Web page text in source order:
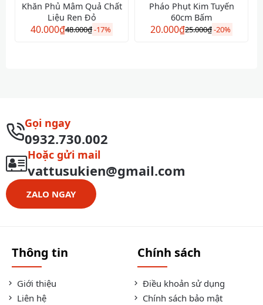
Khăn Phủ Mâm Quả Chất
Liệu Ren Đỏ
40.000₫48.000₫-17%
Pháo Phụt Kim Tuyến
60cm Bấm
20.000₫25.000₫-20%
Gọi ngay
0932.730.002
Hoặc gửi mail
vattusukien@gmail.com
ZALO NGAY
Thông tin
Giới thiệu
Liên hệ
Chính sách
Điều khoản sử dụng
Chính sách bảo mật